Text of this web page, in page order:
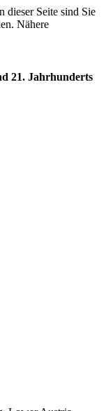
dieser Seite sind Sie
Nähere
21. Jahrhunderts